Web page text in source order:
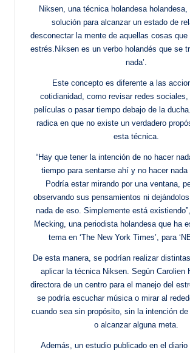
Niksen, una técnica holandesa
solución para alcanzar un estado de
desconectar la mente de aquellas cosas que
estrés.Niksen es un verbo holandés que se
nada’.
Este concepto es diferente a las
cotidianidad, como revisar redes
películas o pasar tiempo debajo de la
radica en que no existe un verdadero
esta técnica.
“Hay que tener la intención de no hacer
tiempo para sentarse ahí y no hacer nada
Podría estar mirando por una ventana,
observando sus pensamientos ni
nada de eso. Simplemente está
Mecking, una periodista holandesa que ha
tema en ‘The New York Times’, para
De esta manera, se podrían realizar
aplicar la técnica Niksen. Según Carolien
directora de un centro para el manejo del
se podría escuchar música o mirar al
cuando sea sin propósito, sin la intención
o alcanzar alguna meta.
Además, un estudio publicado en el diario